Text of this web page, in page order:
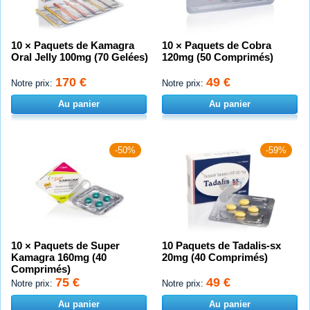
10 × Paquets de Kamagra
Oral Jelly 100mg (70 Gelées)
Notre prix: 170 €
Au panier
10 × Paquets de Cobra
120mg (50 Comprimés)
Notre prix: 49 €
Au panier
-50%
10 × Paquets de Super
Kamagra 160mg (40
Comprimés)
Notre prix: 75 €
Au panier
-59%
10 Paquets de Tadalis-sx
20mg (40 Comprimés)
Notre prix: 49 €
Au panier